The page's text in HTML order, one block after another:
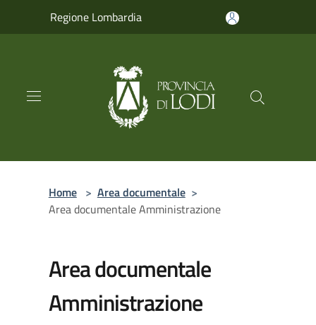
Regione Lombardia
Home > Area documentale >
Area documentale Amministrazione
Area documentale
Amministrazione